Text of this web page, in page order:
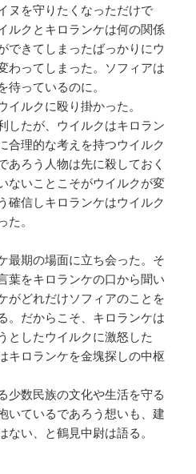
ヌを守りたくなっただけで
ルクとキロランケは何の関係
できてしまったばっかりにウ
わってしまった。ソフィアは
っているのに。
ルクに殴り掛かった。
したが、ウイルクはキロラン
合理的な考えを持つウイルク
あろう人物は先に殺しておく
ないことこそがウイルクが変
確信しキロランケはウイルク
。
最期の場面に立ち会った。そ
葉をキロランケの口から聞い
がどれだけソフィアのことを
。だからこそ、キロランケは
としたウイルクに激怒した
キロランケを金塊探しの中枢
少数民族の文化や生活を守る
いているであろう想いも、建
い、と鶴見中尉は語る。